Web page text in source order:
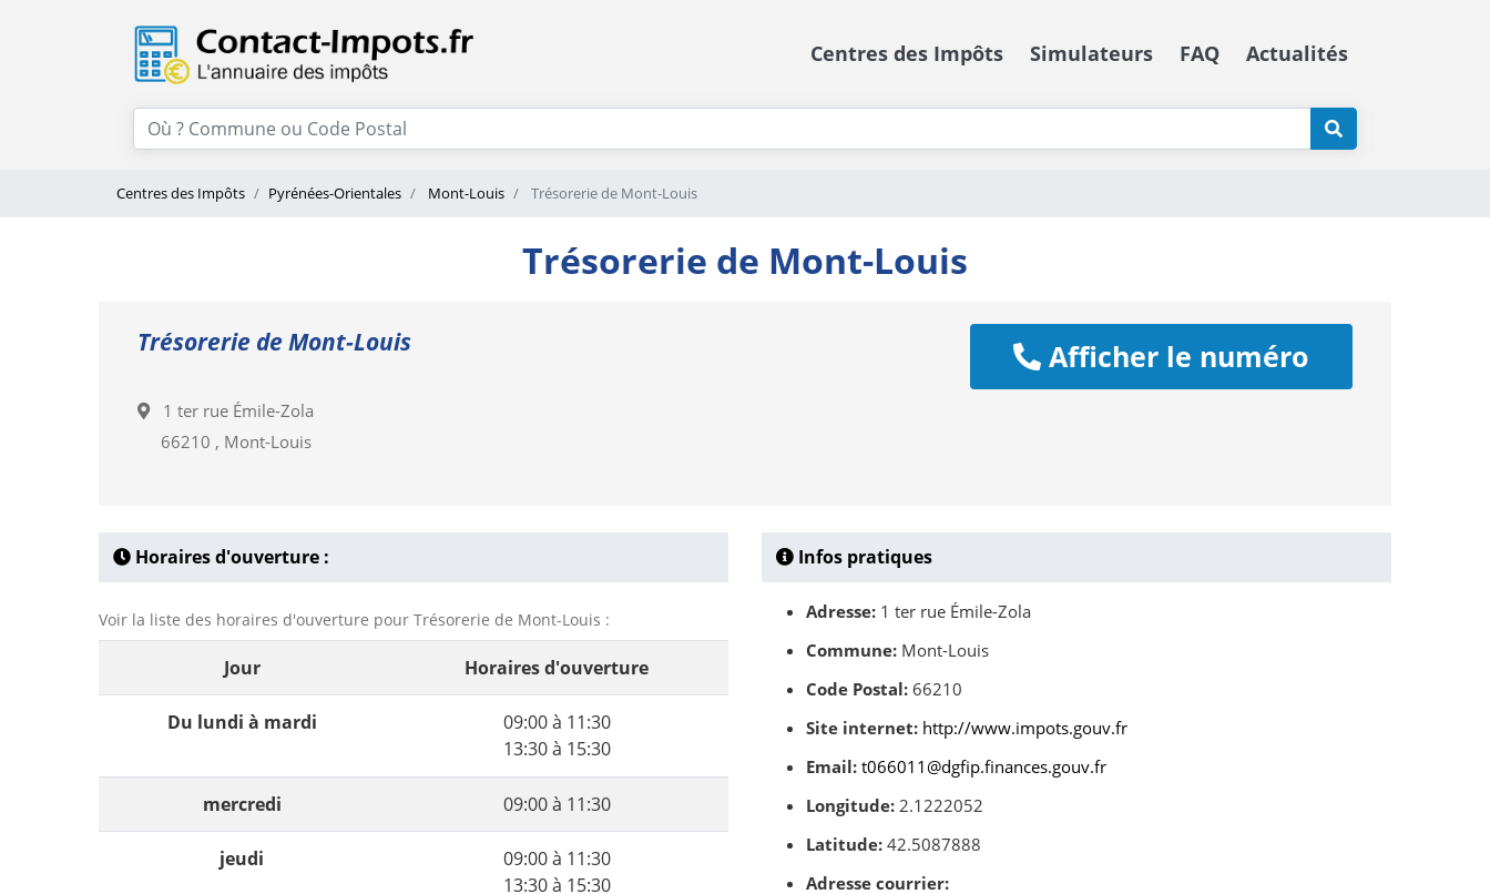
Centres des Impôts Simulateurs FAQ Actualités
Centres des Impôts Pyrénées-Orientales Mont-Louis Trésorerie de Mont-Louis
Trésorerie de Mont-Louis
Trésorerie de Mont-Louis
1 ter rue Émile-Zola
66210 , Mont-Louis
Afficher le numéro
Horaires d'ouverture :
Voir la liste des horaires d'ouverture pour Trésorerie de Mont-Louis :
Jour Horaires d'ouverture
Du lundi à mardi
09:00 à 11:30
13:30 à 15:30
mercredi 09:00 à 11:30
jeudi
09:00 à 11:30
13:30 à 15:30
Infos pratiques
Adresse: 1 ter rue Émile-Zola
Commune: Mont-Louis
Code Postal: 66210
Site internet: http://www.impots.gouv.fr
Email: t066011@dgfip.finances.gouv.fr
Longitude: 2.1222052
Latitude: 42.5087888
Adresse courrier: